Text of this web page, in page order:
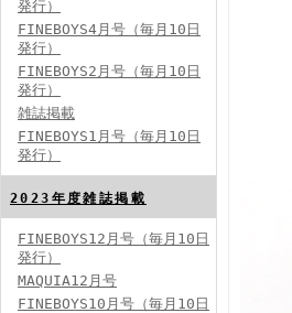
FINEBOYS2024年2月号
発行）
FINEBOYS4月号（毎月10日
発行）
FINEBOYS2月号（毎月10日
発行）
雑誌掲載
FINEBOYS1月号（毎月10日
発行）
2023年度雑誌掲載
FINEBOYS12月号（毎月10日
発行）
MAQUIA12月号
FINEBOYS10月号（毎月10日